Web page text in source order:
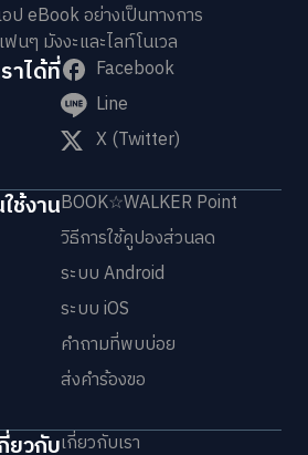
ป eBook อย่างเป็นทางการ
นๆ มังงะและไลท์โนเวล
าได้ที่
Facebook
Line
X (Twitter)
ช้งานBOOK☆WALKER Point
วิธีการใช้คูปองส่วนลด
ระบบ Android
ระบบ iOS
คำถามที่พบบ่อย
ส่งคำร้องขอ
ยวกับเกี่ยวกับเรา